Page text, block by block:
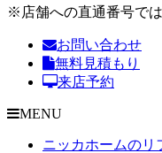
※店舗への直通番号で
お問い合わせ
無料見積もり
来店予約
MENU
ニッカホームのリ